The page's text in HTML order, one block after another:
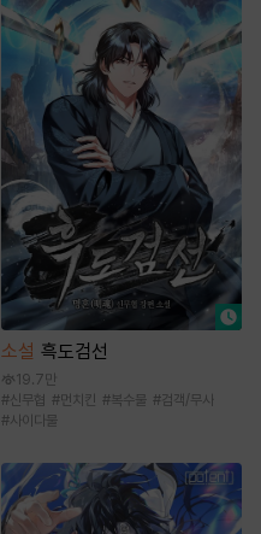
소설 흑도검선
19.7만
#신무협 #먼치킨 #복수물 #검객/무사
#사이다물